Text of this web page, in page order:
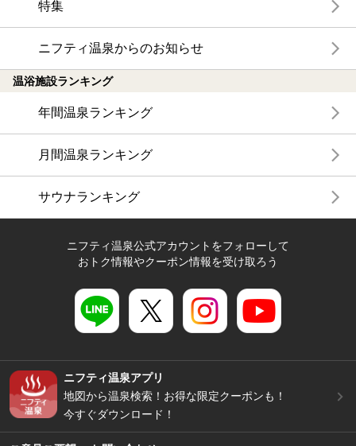
特集
ニフティ温泉からのお知らせ
温浴施設ランキング
年間温泉ランキング
月間温泉ランキング
サウナランキング
ニフティ温泉公式アカウントをフォローして
おトク情報やクーポン情報を受け取ろう
ニフティ温泉アプリ
地図から温泉検索！お得な限定クーポンも！
今すぐダウンロード！